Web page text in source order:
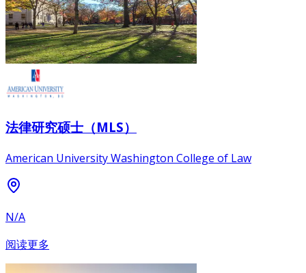
法律研究硕士（MLS）
American University Washington College of Law
N/A
阅读更多